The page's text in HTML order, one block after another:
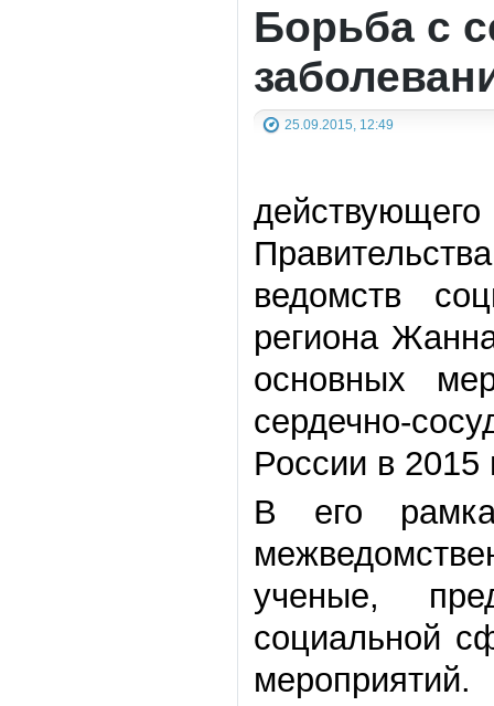
Борьба с
25.09.2015, 12:49
ведомств
региона
основных
сердечно-
России в
В его
ученые,
социальной
мероприятий.